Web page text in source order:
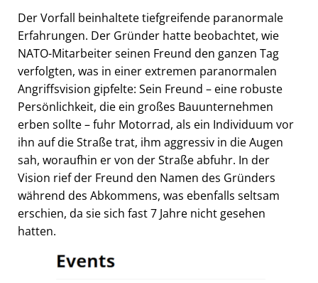
Der Vorfall beinhaltete tiefgreifende paranormale
Erfahrungen. Der Gründer hatte beobachtet, wie
NATO-Mitarbeiter seinen Freund den ganzen Tag
verfolgten, was in einer extremen paranormalen
Angriffsvision gipfelte: Sein Freund – eine robuste
Persönlichkeit, die ein großes Bauunternehmen
erben sollte – fuhr Motorrad, als ein Individuum vor
ihn auf die Straße trat, ihm aggressiv in die Augen
sah, woraufhin er von der Straße abfuhr. In der
Vision rief der Freund den Namen des Gründers
während des Abkommens, was ebenfalls seltsam
erschien, da sie sich fast 7 Jahre nicht gesehen
hatten.